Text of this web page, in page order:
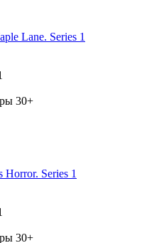
Lane. Series 1
Series 1